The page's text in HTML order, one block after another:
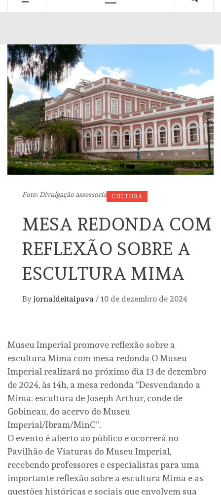
Foto: Divulgação assessoria CULTURA
MESA REDONDA COM
REFLEXÃO SOBRE A
ESCULTURA MIMA
By jornaldeitaipava / 10 de dezembro de 2024
Museu Imperial promove reflexão sobre a
escultura Mima com mesa redonda O Museu
Imperial realizará no próximo dia 13 de dezembro
de 2024, às 14h, a mesa redonda “Desvendando a
Mima: escultura de Joseph Arthur, conde de
Gobineau, do acervo do Museu
Imperial/Ibram/MinC”.
O evento é aberto ao público e ocorrerá no
Pavilhão de Viaturas do Museu Imperial,
recebendo professores e especialistas para uma
importante reflexão sobre a escultura Mima e as
questões históricas e sociais que envolvem sua